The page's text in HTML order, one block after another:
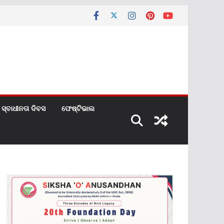
ସ୍ବାଧୀନତା ଦିବସ ଫେଷ୍ଟିଭାଲ